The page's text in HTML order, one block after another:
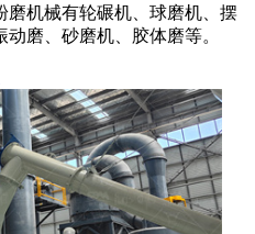
磨机械有轮碾机、球磨机、摆
磨、砂磨机、胶体磨等。